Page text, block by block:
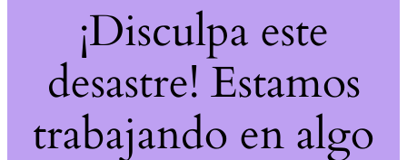
¡Disculpa este
desastre! Estamos
trabajando en algo